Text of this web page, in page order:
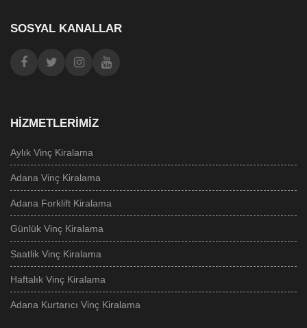
SOSYAL KANALLAR
HIZMETLERIMIZ
Aylık Vinç Kiralama
Adana Vinç Kiralama
Adana Forklift Kiralama
Günlük Vinç Kiralama
Saatlik Vinç Kiralama
Haftalık Vinç Kiralama
Adana Kurtarıcı Vinç Kiralama